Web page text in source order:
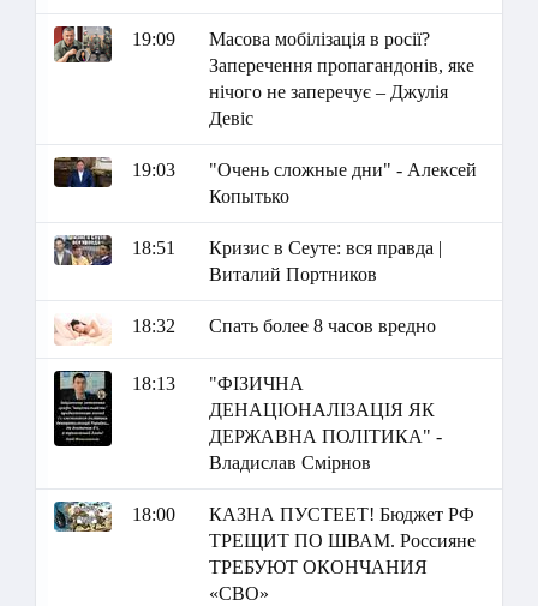
19:09
Масова мобілізація в росії?
Заперечення пропагандонів, яке
нічого не заперечує – Джулія
Девіс
19:03
"Очень сложные дни" - Алексей
Копытько
18:51
Кризис в Сеуте: вся правда |
Виталий Портников
18:32 Спать более 8 часов вредно
18:13
"ФІЗИЧНА
ДЕНАЦІОНАЛІЗАЦІЯ ЯК
ДЕРЖАВНА ПОЛІТИКА" -
Владислав Смірнов
18:00
КАЗНА ПУСТЕЕТ! Бюджет РФ
ТРЕЩИТ ПО ШВАМ. Россияне
ТРЕБУЮТ ОКОНЧАНИЯ
«СВО»